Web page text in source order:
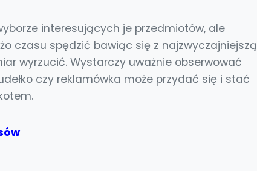
interesujących je przedmiotów, ale
czasu spędzić bawiąc się z najzwyczajniejszą
wyrzucić. Wystarczy uważnie obserwować
czy reklamówka może przydać się i stać